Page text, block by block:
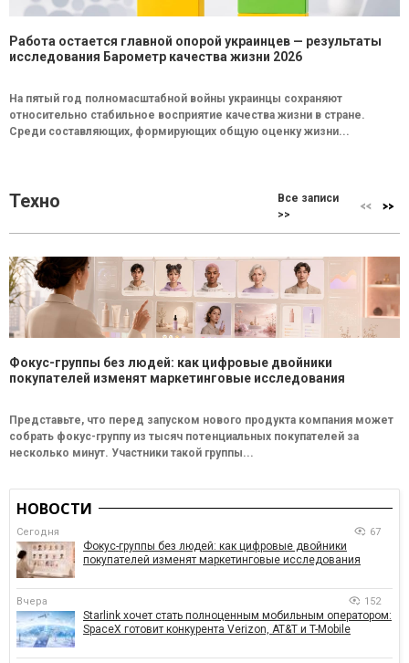
Работа остается главной опорой украинцев — результаты
исследования Барометр качества жизни 2026
На пятый год полномасштабной войны украинцы сохраняют
относительно стабильное восприятие качества жизни в стране.
Среди составляющих, формирующих общую оценку жизни...
Техно
Все записи
>>
Фокус-группы без людей: как цифровые двойники
покупателей изменят маркетинговые исследования
Представьте, что перед запуском нового продукта компания может
собрать фокус-группу из тысяч потенциальных покупателей за
несколько минут. Участники такой группы...
НОВОСТИ
Сегодня 67
Фокус-группы без людей: как цифровые двойники
покупателей изменят маркетинговые исследования
Вчера 152
Starlink хочет стать полноценным мобильным оператором:
SpaceX готовит конкурента Verizon, AT&T и T-Mobile